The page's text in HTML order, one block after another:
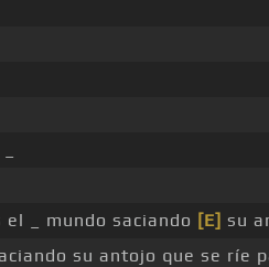
el _ mundo saciando [E] su
su antojo que se ríe